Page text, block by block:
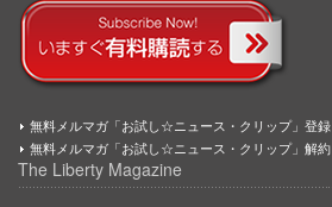
無料メルマガ「お試し☆ニュース・クリップ」登録
無料メルマガ「お試し☆ニュース・クリップ」解約
The Liberty Magazine